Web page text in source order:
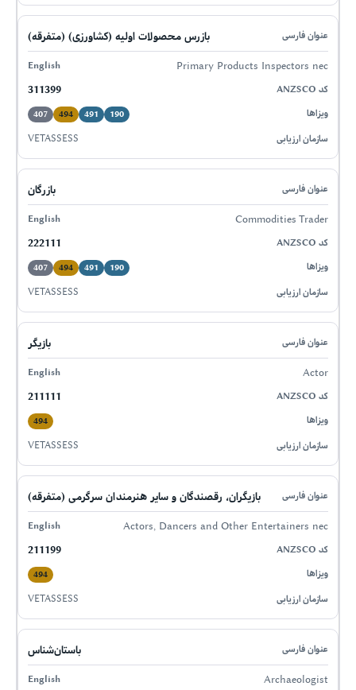
بازرس محصولات اولیه (کشاورزی) (متفرقه)
Primary Products Inspectors nec
311399
190
491
494
407
VETASSESS
بازرگان
Commodities Trader
222111
190
491
494
407
VETASSESS
بازیگر
Actor
211111
494
VETASSESS
بازیگران، رقصندگان و سایر هنرمندان سرگرمی (متفرقه)
Actors, Dancers and Other Entertainers nec
211199
494
VETASSESS
باستان‌شناس
Archaeologist